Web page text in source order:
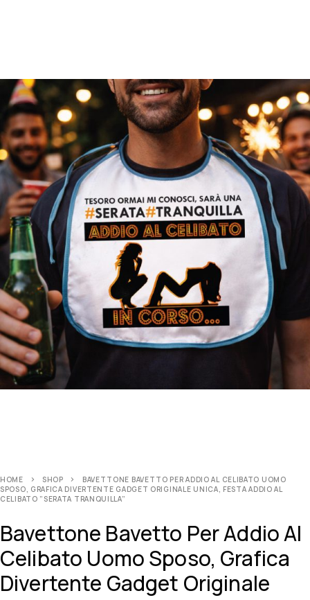
HOME SHOP
BAVETTONE BAVETTO PER ADDIO AL CELIBATO UOMO
SPOSO, GRAFICA DIVERTENTE GADGET ORIGINALE UNICA, FESTA ADDIO AL
CELIBATO ”SERATA TRANQUILLA”
Bavettone Bavetto Per Addio Al
Celibato Uomo Sposo, Grafica
Divertente Gadget Originale